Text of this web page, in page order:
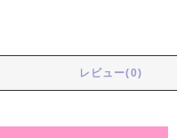
レビュー(0)